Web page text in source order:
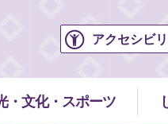
アクセシビ
・文化・スポーツ